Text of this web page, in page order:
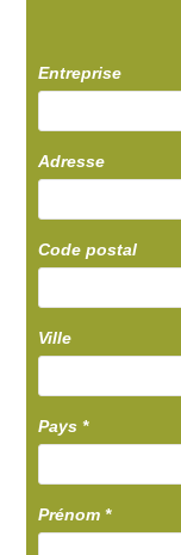
Entreprise
Adresse
Code postal
Ville
Pays*
Prénom*